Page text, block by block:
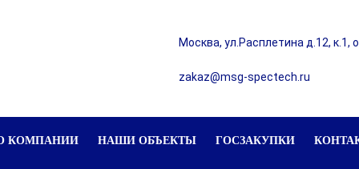
КОМПАНИИ НАШИ ОБЪЕКТЫ ГОСЗАКУПКИ
Москва, ул.Расплетина д.12, к.1,
zakaz@msg-spectech.ru